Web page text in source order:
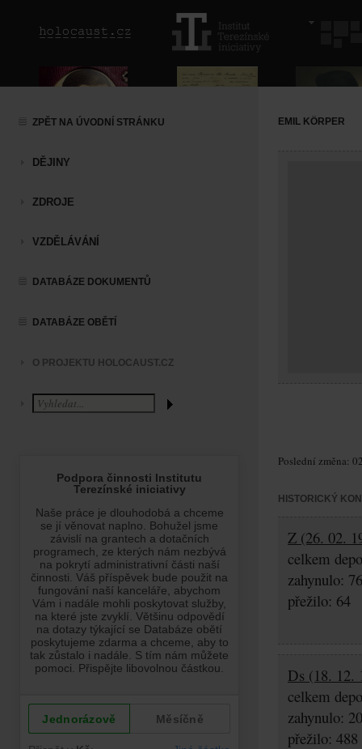
ZPĚT NA ÚVODNÍ STRÁNKU
DĚJINY
ZDROJE
VZDĚLÁVÁNÍ
DATABÁZE DOKUMENTŮ
DATABÁZE OBĚTÍ
O PROJEKTU HOLOCAUST.CZ
EMIL KÖRPER
Poslední změna:
HISTORICKÝ
Z (26. 02.
celkem
zahynulo:
přežilo: 64
Ds (18. 12.
celkem
zahynulo:
přežilo: 488